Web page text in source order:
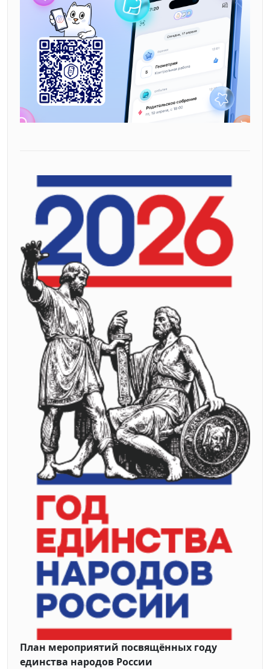
План мероприятий посвящённых году
единства народов России